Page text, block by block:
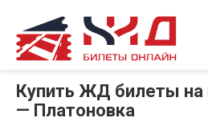
Купить ЖД билеты на
— Платоновка